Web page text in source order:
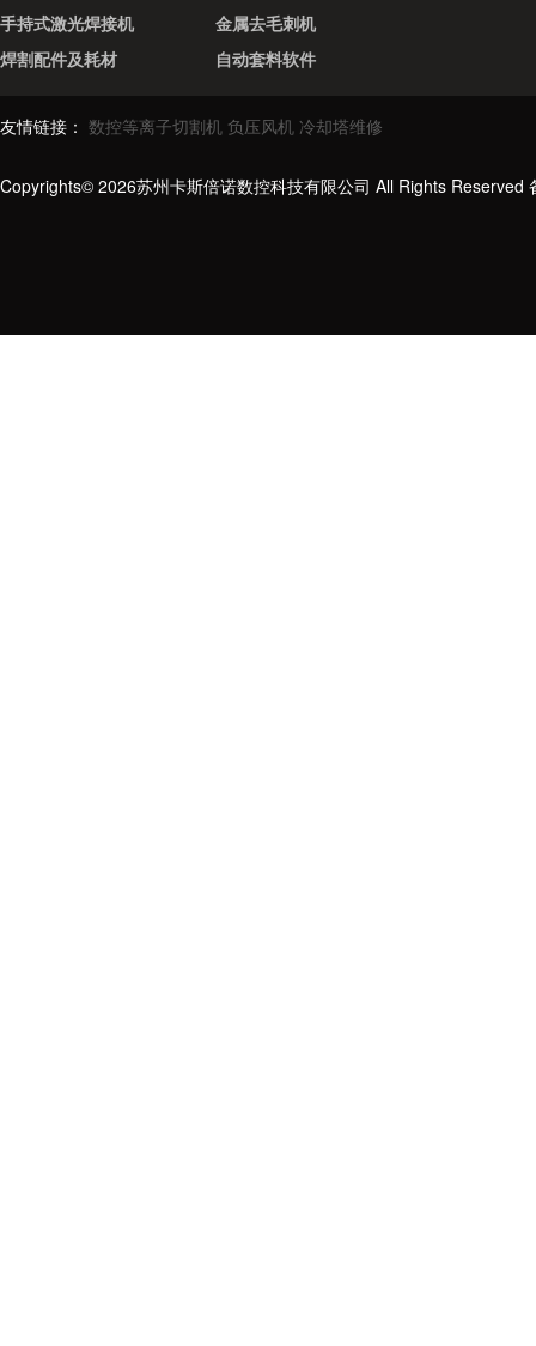
手持式激光焊接机
金属去毛刺机
焊割配件及耗材
自动套料软件
友情链接： 数控等离子切割机 负压风机 冷却塔维修
Copyrights© 2026苏州卡斯倍诺数控科技有限公司 All Rights Reserved